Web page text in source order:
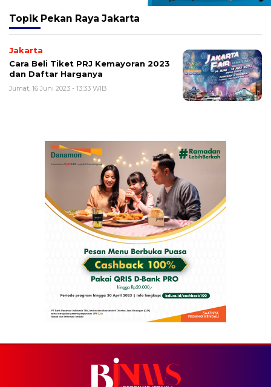
Topik Pekan Raya Jakarta
Jakarta
Cara Beli Tiket PRJ Kemayoran 2023
dan Daftar Harganya
Jumat, 16 Juni 2023 - 13:33 WIB